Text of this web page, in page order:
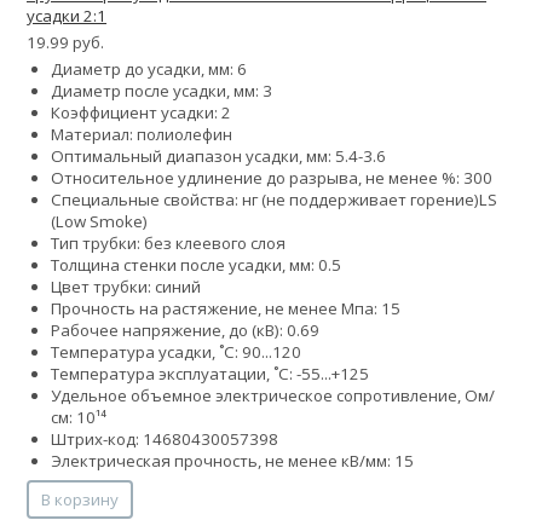
усадки 2:1
19.99 руб.
Диаметр до усадки, мм: 6
Диаметр после усадки, мм: 3
Коэффициент усадки: 2
Материал: полиолефин
Оптимальный диапазон усадки, мм: 5.4-3.6
Относительное удлинение до разрыва, не менее %: 300
Специальные свойства: нг (не поддерживает горение)LS
(Low Smoke)
Тип трубки: без клеевого слоя
Толщина стенки после усадки, мм: 0.5
Цвет трубки: синий
Прочность на растяжение, не менее Мпа: 15
Рабочее напряжение, до (кВ): 0.69
Температура усадки, ˚С: 90...120
Температура эксплуатации, ˚С: -55...+125
Удельное объемное электрическое сопротивление, Ом/
см: 10¹⁴
Штрих-код: 14680430057398
Электрическая прочность, не менее кВ/мм: 15
В корзину